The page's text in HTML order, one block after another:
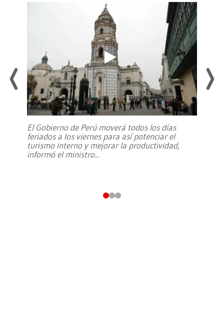
El Gobierno de Perú moverá todos los días
feriados a los viernes para así potenciar el
turismo interno y mejorar la productividad,
informó el ministro...